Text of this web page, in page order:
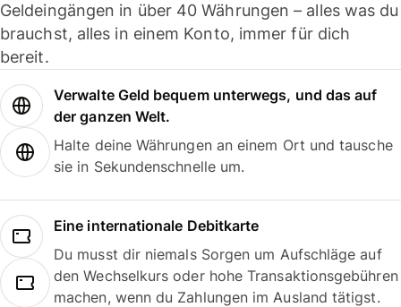
Geldeingängen in über 40 Währungen – alles was du
brauchst, alles in einem Konto, immer für dich
bereit.
Verwalte Geld bequem unterwegs, und das auf
der ganzen Welt.
Halte deine Währungen an einem Ort und tausche
sie in Sekundenschnelle um.
Eine internationale Debitkarte
Du musst dir niemals Sorgen um Aufschläge auf
den Wechselkurs oder hohe Transaktionsgebühren
machen, wenn du Zahlungen im Ausland tätigst.